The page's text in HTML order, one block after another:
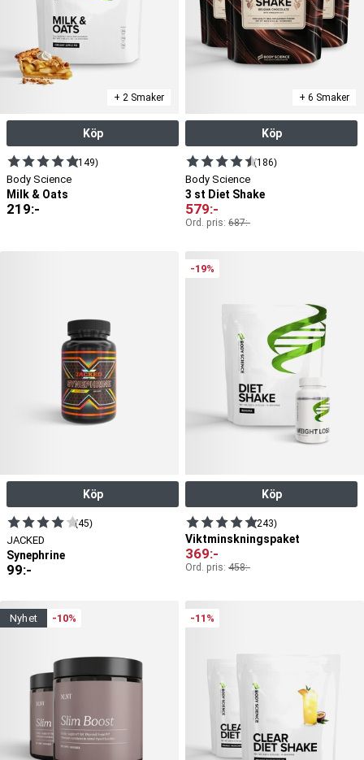
+ 2 Smaker
Köp
(149)
Body Science
Milk & Oats
219:-
+ 6 Smaker
Köp
(186)
Body Science
3 st Diet Shake
579:-
Ord. pris: 687:-
Köp
(45)
JACKED
Synephrine
99:-
-19%
Köp
(243)
Viktminskningspaket
369:-
Ord. pris: 458:-
nyhet -10% -11%